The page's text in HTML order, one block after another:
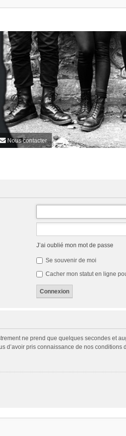
Nous contacter
J’ai oublié mon mot de passe
Se souvenir de moi
Cacher mon statut en ligne
ne prend que quelques secondes et
d’avoir pris connaissance de nos